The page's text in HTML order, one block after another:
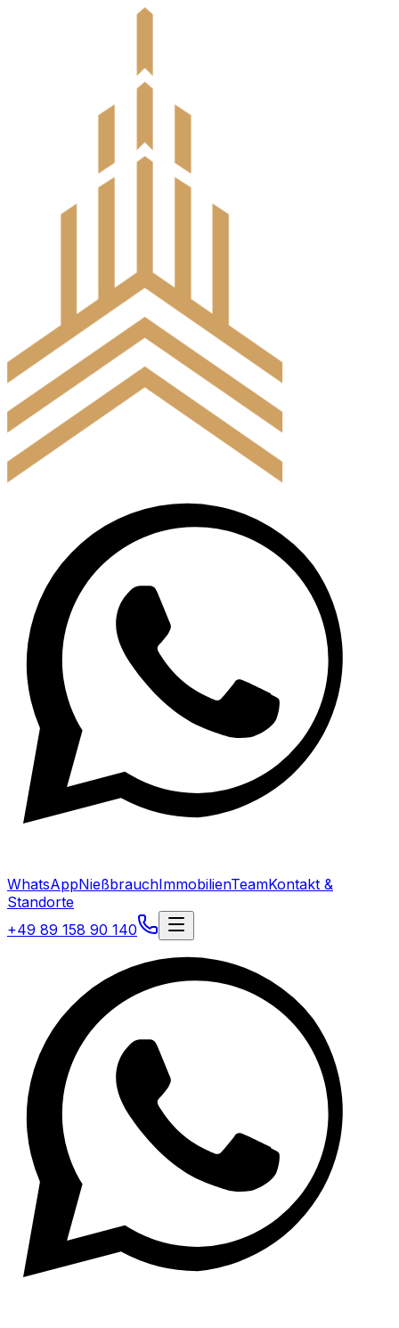
WhatsAppNießbrauchImmobilienTeamKontakt &
Standorte
+49 89 158 90 140